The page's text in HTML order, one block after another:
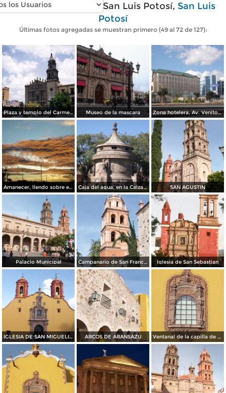
Fotos modernas de San Luis Potosí, San Luis
Potosí
Últimas fotos agregadas se muestran primero (49 al 72 de 127):
Plaza y templo del Carmen de estilo barroco. San Luis Potosí, SLP Museo de la mascara Zona hotelera, Av. Venito Juares
Amanecer, llendo sobre el boulevard Españita Caja del agua, en la Calzada de Guadalupe SAN AGUSTIN
Palacio Municipal Campanario de San Francisco Iglesia de San Sebastian
IGLESIA DE SAN MIGUELITO ARCOS DE ARANSAZÚ Ventanal de la capilla de Aransazú